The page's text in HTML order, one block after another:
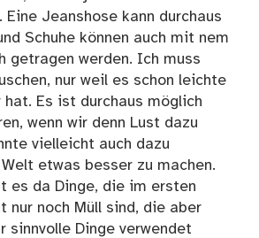
Eine Jeanshose kann durchaus
Schuhe können auch mit nem
getragen werden. Ich muss
nur weil es schon leichte
Es ist durchaus möglich
wenn wir denn Lust dazu
vielleicht auch dazu
etwas besser zu machen.
es da Dinge, die im ersten
nur noch Müll sind, die aber
sinnvolle Dinge verwendet